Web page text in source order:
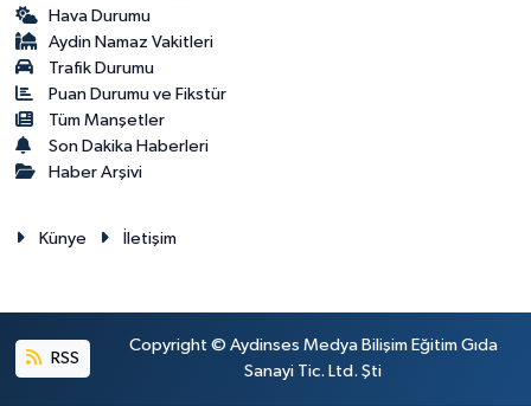
Hava Durumu
Aydin Namaz Vakitleri
Trafik Durumu
Puan Durumu ve Fikstür
Tüm Manşetler
Son Dakika Haberleri
Haber Arşivi
Künye İletişim
RSS
Copyright © Aydinses Medya Bilişim Eğitim Gıda
Sanayi Tic. Ltd. Şti